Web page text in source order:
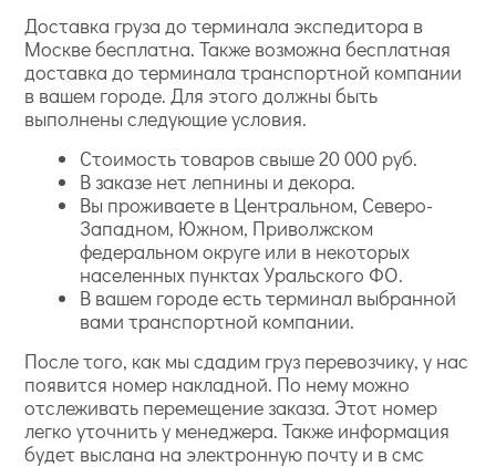
Доставка груза до терминала экспедитора в
Москве бесплатна. Также возможна бесплатная
доставка до терминала транспортной компании
в вашем городе. Для этого должны быть
выполнены следующие условия.
Стоимость товаров свыше 20 000 руб.
В заказе нет лепнины и декора.
Вы проживаете в Центральном, Северо-
Западном, Южном, Приволжском
федеральном округе или в некоторых
населенных пунктах Уральского ФО.
В вашем городе есть терминал выбранной
вами транспортной компании.
После того, как мы сдадим груз перевозчику, у нас
появится номер накладной. По нему можно
отслеживать перемещение заказа. Этот номер
легко уточнить у менеджера. Также информация
будет выслана на электронную почту и в смс